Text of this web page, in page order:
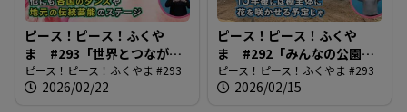
ピース！ピース！ふくや
ま #293「世界とつなが
る！まつながカープジェ
ー」
ピース！ピース！ふくやま #293
2026/02/22
ピース！ピース！ふくや
ま #292「みんなの公園大
変身！」
ピース！ピース！ふくやま #293
2026/02/15